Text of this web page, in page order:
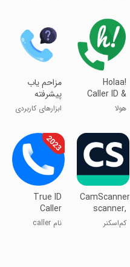
Holaa!
Caller ID &
Call Block
هولا
مزاحم یاب
پیشرفته
ابزارهای کاربردی
CamScanner-
scanner,
PDF maker
کم‌اسکنر
True ID
Caller
Name,
Caller ID
نام caller